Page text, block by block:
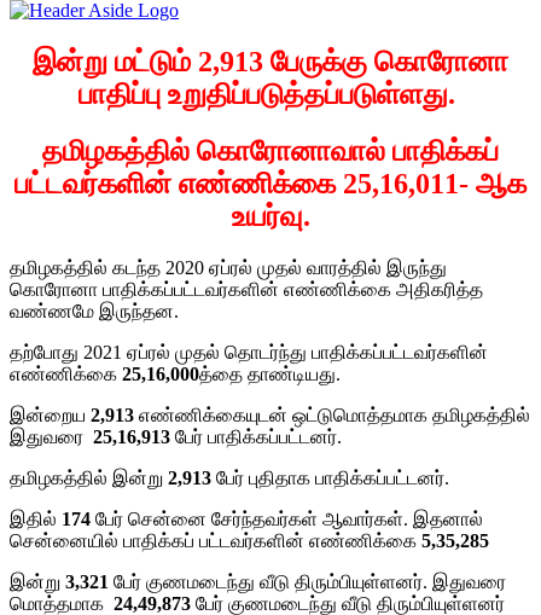
இன்று மட்டும் 2,913 பேருக்கு கொரோனா
பாதிப்பு உறுதிப்படுத்தப்படுள்ளது.
தமிழகத்தில் கொரோனாவால் பாதிக்கப்
பட்டவர்களின் எண்ணிக்கை 25,16,011- ஆக
உயர்வு.
தமிழகத்தில் கடந்த 2020 ஏப்ரல் முதல் வாரத்தில் இருந்து
கொரோனா பாதிக்கப்பட்டவர்களின் எண்ணிக்கை அதிகரித்த
வண்ணமே இருந்தன.
தற்போது 2021 ஏப்ரல் முதல் தொடர்ந்து பாதிக்கப்பட்டவர்களின்
எண்ணிக்கை 25,16,000த்தை தாண்டியது.
இன்றைய 2,913 எண்ணிக்கையுடன் ஒட்டுமொத்தமாக தமிழகத்தில்
இதுவரை 25,16,913 பேர் பாதிக்கப்பட்டனர்.
தமிழகத்தில் இன்று 2,913 பேர் புதிதாக பாதிக்கப்பட்டனர்.
இதில் 174 பேர் சென்னை சேர்ந்தவர்கள் ஆவார்கள். இதனால்
சென்னையில் பாதிக்கப் பட்டவர்களின் எண்ணிக்கை 5,35,285
இன்று 3,321 பேர் குணமடைந்து வீடு திரும்பியுள்ளனர். இதுவரை
மொத்தமாக 24,49,873 பேர் குணமடைந்து வீடு திரும்பியுள்ளனர்